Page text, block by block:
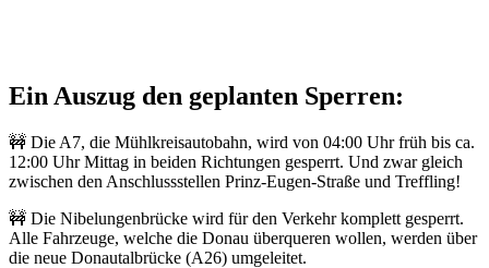
Ein Auszug den geplanten Sperren:
🚧 Die A7, die Mühlkreisautobahn, wird von 04:00 Uhr früh bis ca.
12:00 Uhr Mittag in beiden Richtungen gesperrt. Und zwar gleich
zwischen den Anschlussstellen Prinz-Eugen-Straße und Treffling!
🚧 Die Nibelungenbrücke wird für den Verkehr komplett gesperrt.
Alle Fahrzeuge, welche die Donau überqueren wollen, werden über
die neue Donautalbrücke (A26) umgeleitet.